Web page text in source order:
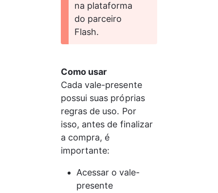
na plataforma
do parceiro
Flash.
Como usar
Cada vale-presente
possui suas próprias
regras de uso. Por
isso, antes de finalizar
a compra, é
importante:
Acessar o vale-
presente